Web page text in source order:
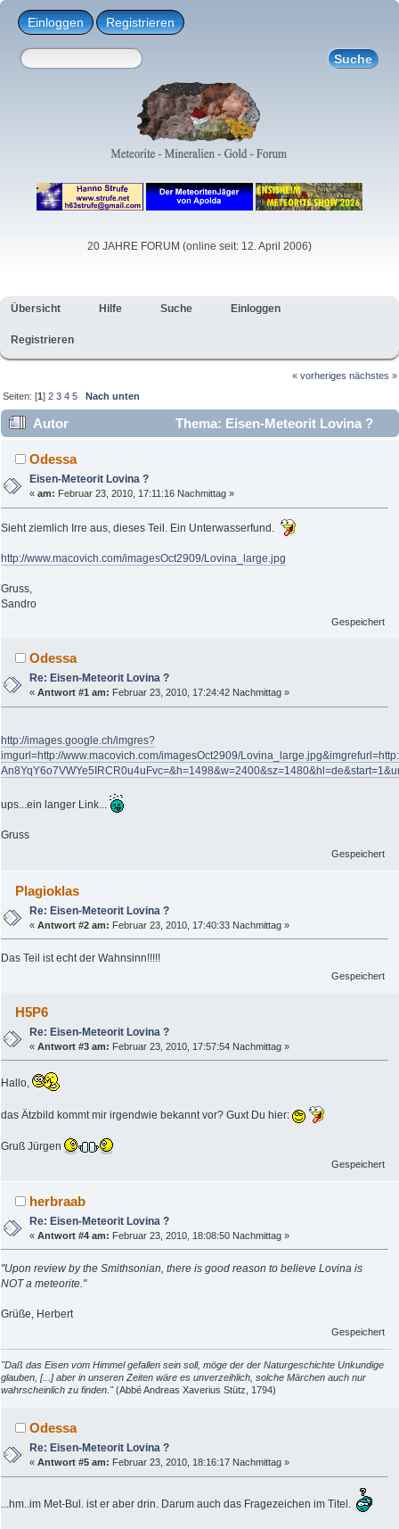
Einloggen Registrieren
20 JAHRE FORUM (online seit: 12. April 2006)
Übersicht Hilfe Suche Einloggen
Registrieren
« vorheriges nächstes »
Seiten: [1]2 3 4 5 Nach unten
Autor
Thema: Eisen-Meteorit Lovina ?
(Gelesen 22776 mal)
Odessa
Eisen-Meteorit Lovina ?
«am: Februar 23, 2010, 17:11:16 Nachmittag »
Sieht ziemlich Irre aus, dieses Teil. Ein Unterwasserfund.
http://www.macovich.com/imagesOct2909/Lovina_large.jpg
Gruss,
Sandro
Gespeichert
Odessa
Re: Eisen-Meteorit Lovina ?
«Antwort #1 am: Februar 23, 2010, 17:24:42 Nachmittag »
http://images.google.ch/imgres?
imgurl=http://www.macovich.com/imagesOct2909/
ups...ein langer Link...
Gruss
Gespeichert
Plagioklas
Re: Eisen-Meteorit Lovina ?
«Antwort #2 am: Februar 23, 2010, 17:40:33 Nachmittag »
Das Teil ist echt der Wahnsinn!!!!!
Gespeichert
H5P6
Re: Eisen-Meteorit Lovina ?
«Antwort #3 am: Februar 23, 2010, 17:57:54 Nachmittag »
Hallo,
das Ätzbild kommt mir irgendwie bekannt vor? Guxt Du hier:
Gruß Jürgen
Gespeichert
herbraab
Re: Eisen-Meteorit Lovina ?
«Antwort #4 am: Februar 23, 2010, 18:08:50 Nachmittag »
"Upon review by the Smithsonian, there is good reason to believe Lovina is
NOT a meteorite."
Grüße, Herbert
Gespeichert
"Daß das Eisen vom Himmel gefallen sein soll, möge der der Naturgeschichte Unkundige
glauben, [...] aber in unseren Zeiten wäre es unverzeihlich, solche Märchen auch nur
wahrscheinlich zu finden."(Abbé Andreas Xaverius Stütz, 1794)
Odessa
Re: Eisen-Meteorit Lovina ?
«Antwort #5 am: Februar 23, 2010, 18:16:17 Nachmittag »
...hm..im Met-Bul. ist er aber drin. Darum auch das Fragezeichen im Titel.